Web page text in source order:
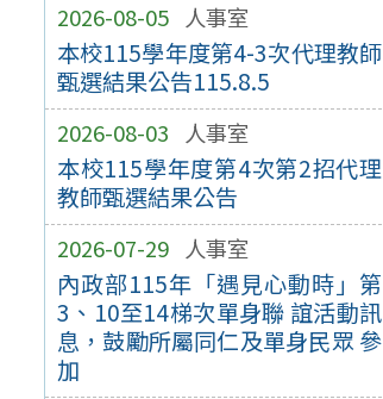
2026-08-05 人事室
本校115學年度第4-3次代理教師
甄選結果公告115.8.5
2026-08-03 人事室
本校115學年度第4次第2招代理
教師甄選結果公告
2026-07-29 人事室
內政部115年「遇見心動時」第
3、10至14梯次單身聯 誼活動訊
息，鼓勵所屬同仁及單身民眾 參
加